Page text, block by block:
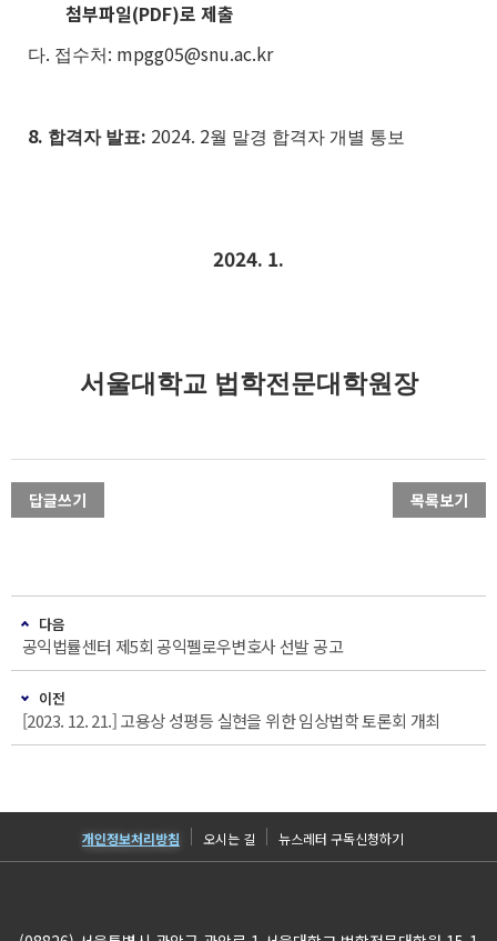
첨부파일(PDF)로 제출
다. 접수처 : mpgg05@snu.ac.kr
8. 합격자 발표: 2024. 2월 말경 합격자 개별 통보
2024. 1.
서울대학교 법학전문대학원장
답글쓰기 목록보기
다음
공익법률센터 제5회 공익펠로우변호사 선발 공고
이전
[2023. 12. 21.] 고용상 성평등 실현을 위한 임상법학 토론회 개최
개인정보처리방침 오시는 길 뉴스레터 구독신청하기